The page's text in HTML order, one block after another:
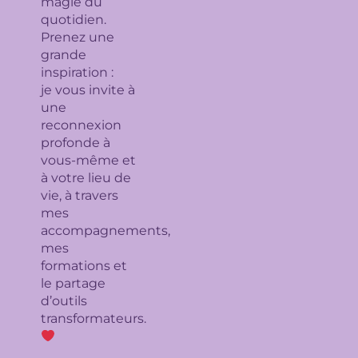
quotidien.
Prenez une
grande
inspiration :
je vous invite à
une
reconnexion
profonde à
vous-même et
à votre lieu de
vie, à travers
mes
accompagnements,
mes
formations et
le partage
d’outils
transformateurs.